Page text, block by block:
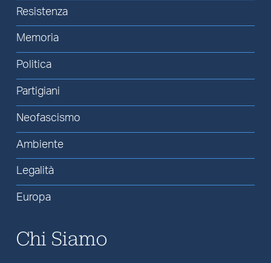
Resistenza
Memoria
Politica
Partigiani
Neofascismo
Ambiente
Legalità
Europa
Chi Siamo